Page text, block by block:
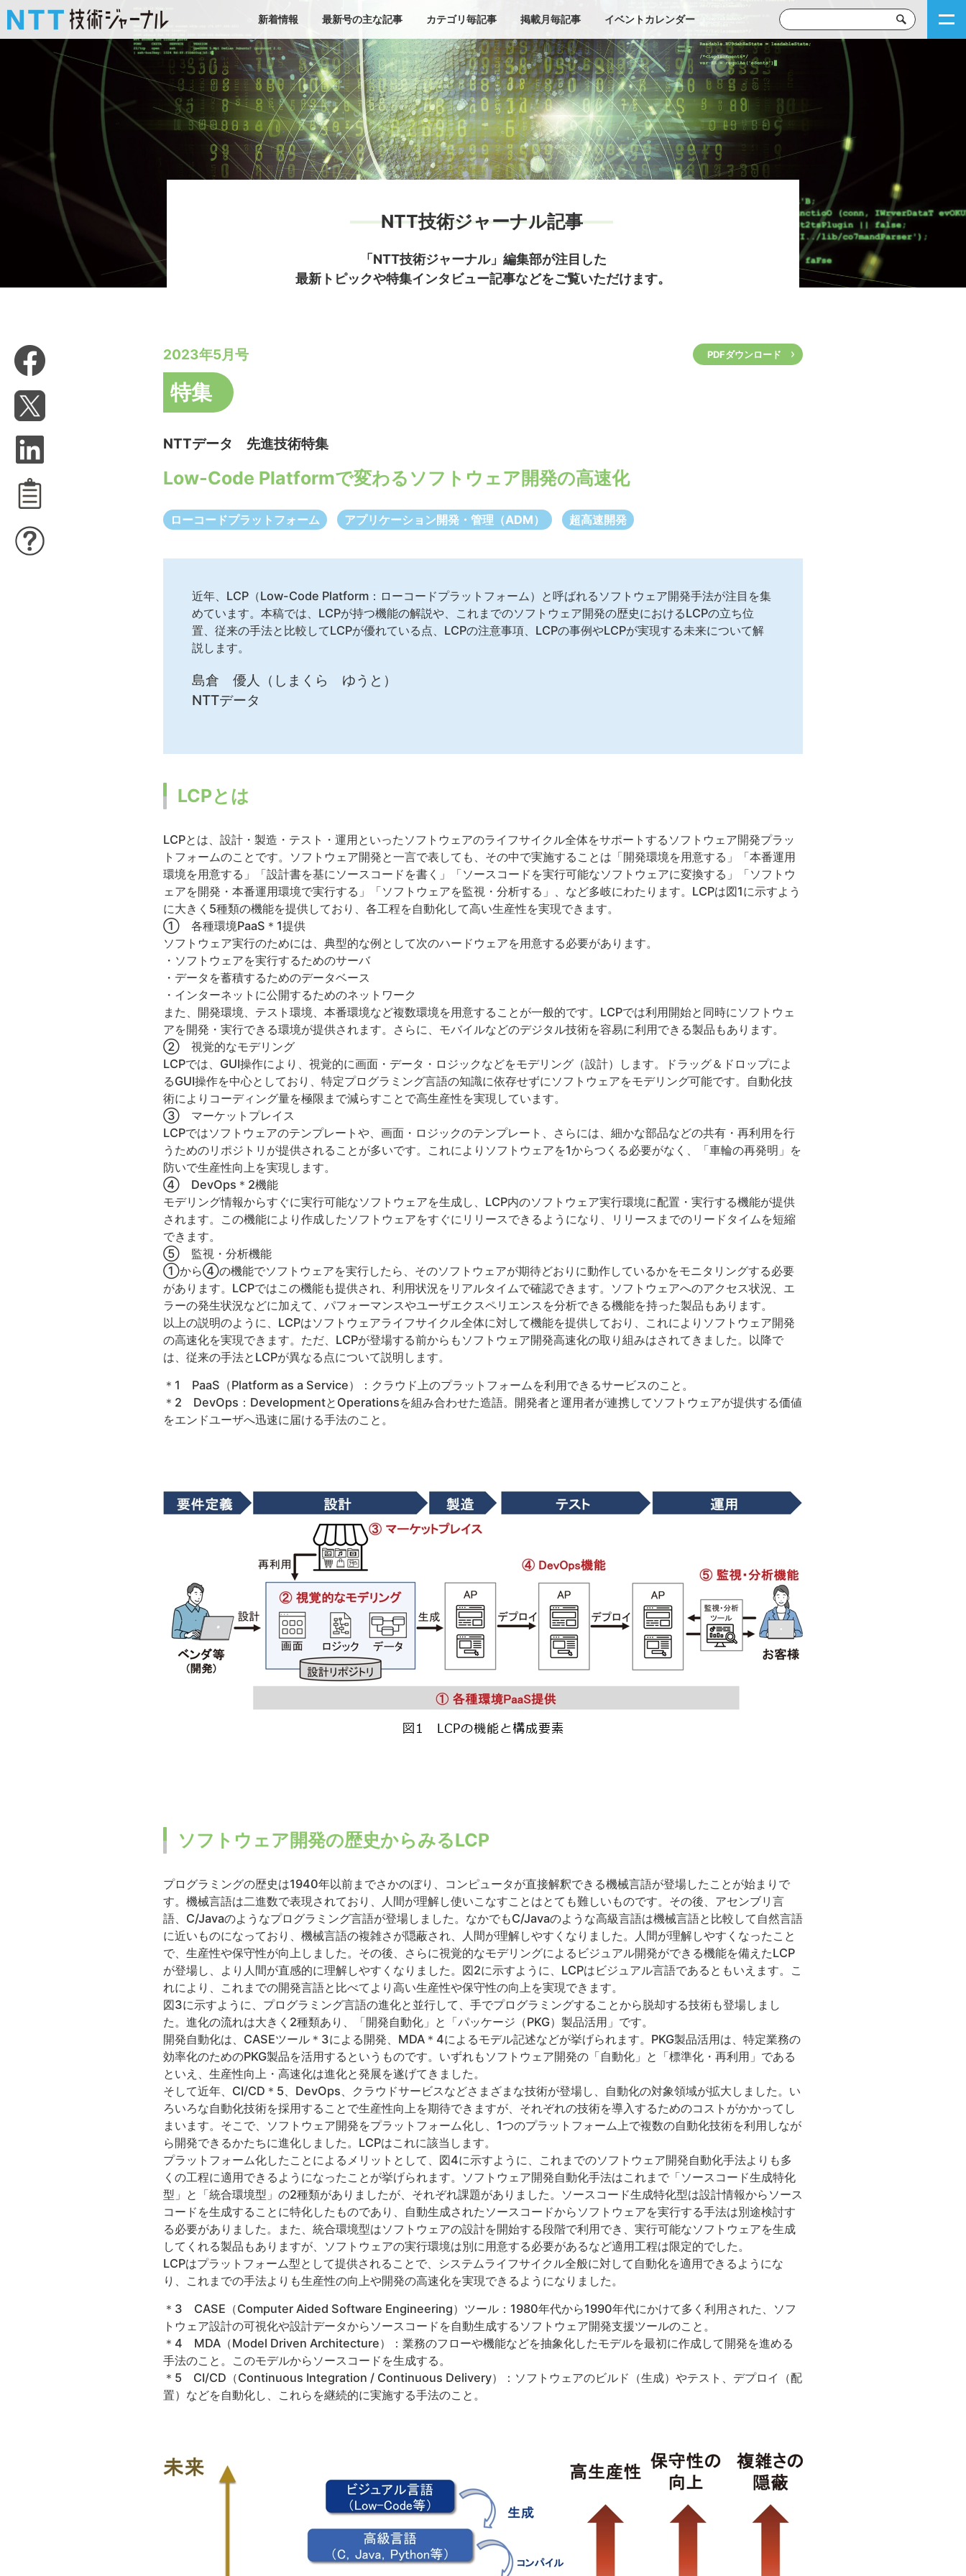
新着情報 最新号の主な記事 カテゴリ毎記事 掲載月毎記事 イベントカレンダー
NTT技術ジャーナル記事
「NTT技術ジャーナル」編集部が注目した
最新トピックや特集インタビュー記事などをご覧いただけます。
PDFダウンロード
2023年5月号
特集
NTTデータ 先進技術特集
Low-Code Platformで変わるソフトウェア開発の高速化
ローコードプラットフォーム アプリケーション開発・管理（ADM） 超高速開発
近年、LCP（Low-Code Platform：ローコードプラットフォーム）と呼ばれるソフトウェア開発手法が注目を集
めています。本稿では、LCPが持つ機能の解説や、これまでのソフトウェア開発の歴史におけるLCPの立ち位
置、従来の手法と比較してLCPが優れている点、LCPの注意事項、LCPの事例やLCPが実現する未来について解
説します。
島倉 優人（しまくら ゆうと）
NTTデータ
LCPとは
LCPとは、設計・製造・テスト・運用といったソフトウェアのライフサイクル全体をサポートするソフトウェア開発プラッ
トフォームのことです。ソフトウェア開発と一言で表しても、その中で実施することは「開発環境を用意する」「本番運用
環境を用意する」「設計書を基にソースコードを書く」「ソースコードを実行可能なソフトウェアに変換する」「ソフトウ
ェアを開発・本番運用環境で実行する」「ソフトウェアを監視・分析する」、など多岐にわたります。LCPは図1に示すよう
に大きく5種類の機能を提供しており、各工程を自動化して高い生産性を実現できます。
① 各種環境PaaS＊1提供
ソフトウェア実行のためには、典型的な例として次のハードウェアを用意する必要があります。
・ソフトウェアを実行するためのサーバ
・データを蓄積するためのデータベース
・インターネットに公開するためのネットワーク
また、開発環境、テスト環境、本番環境など複数環境を用意することが一般的です。LCPでは利用開始と同時にソフトウェ
アを開発・実行できる環境が提供されます。さらに、モバイルなどのデジタル技術を容易に利用できる製品もあります。
② 視覚的なモデリング
LCPでは、GUI操作により、視覚的に画面・データ・ロジックなどをモデリング（設計）します。ドラッグ＆ドロップによ
るGUI操作を中心としており、特定プログラミング言語の知識に依存せずにソフトウェアをモデリング可能です。自動化技
術によりコーディング量を極限まで減らすことで高生産性を実現しています。
③ マーケットプレイス
LCPではソフトウェアのテンプレートや、画面・ロジックのテンプレート、さらには、細かな部品などの共有・再利用を行
うためのリポジトリが提供されることが多いです。これによりソフトウェアを1からつくる必要がなく、「車輪の再発明」を
防いで生産性向上を実現します。
④ DevOps＊2機能
モデリング情報からすぐに実行可能なソフトウェアを生成し、LCP内のソフトウェア実行環境に配置・実行する機能が提供
されます。この機能により作成したソフトウェアをすぐにリリースできるようになり、リリースまでのリードタイムを短縮
できます。
⑤ 監視・分析機能
①から④の機能でソフトウェアを実行したら、そのソフトウェアが期待どおりに動作しているかをモニタリングする必要
があります。LCPではこの機能も提供され、利用状況をリアルタイムで確認できます。ソフトウェアへのアクセス状況、エ
ラーの発生状況などに加えて、パフォーマンスやユーザエクスペリエンスを分析できる機能を持った製品もあります。
以上の説明のように、LCPはソフトウェアライフサイクル全体に対して機能を提供しており、これによりソフトウェア開発
の高速化を実現できます。ただ、LCPが登場する前からもソフトウェア開発高速化の取り組みはされてきました。以降で
は、従来の手法とLCPが異なる点について説明します。
＊1 PaaS（Platform as a Service）：クラウド上のプラットフォームを利用できるサービスのこと。
＊2 DevOps：DevelopmentとOperationsを組み合わせた造語。開発者と運用者が連携してソフトウェアが提供する価値
をエンドユーザへ迅速に届ける手法のこと。
ソフトウェア開発の歴史からみるLCP
プログラミングの歴史は1940年以前までさかのぼり、コンピュータが直接解釈できる機械言語が登場したことが始まりで
す。機械言語は二進数で表現されており、人間が理解し使いこなすことはとても難しいものです。その後、アセンブリ言
語、C/Javaのようなプログラミング言語が登場しました。なかでもC/Javaのような高級言語は機械言語と比較して自然言語
に近いものになっており、機械言語の複雑さが隠蔽され、人間が理解しやすくなりました。人間が理解しやすくなったこと
で、生産性や保守性が向上しました。その後、さらに視覚的なモデリングによるビジュアル開発ができる機能を備えたLCP
が登場し、より人間が直感的に理解しやすくなりました。図2に示すように、LCPはビジュアル言語であるともいえます。こ
れにより、これまでの開発言語と比べてより高い生産性や保守性の向上を実現できます。
図3に示すように、プログラミング言語の進化と並行して、手でプログラミングすることから脱却する技術も登場しまし
た。進化の流れは大きく2種類あり、「開発自動化」と「パッケージ（PKG）製品活用」です。
開発自動化は、CASEツール＊3による開発、MDA＊4によるモデル記述などが挙げられます。PKG製品活用は、特定業務の
効率化のためのPKG製品を活用するというものです。いずれもソフトウェア開発の「自動化」と「標準化・再利用」である
といえ、生産性向上・高速化は進化と発展を遂げてきました。
そして近年、CI/CD＊5、DevOps、クラウドサービスなどさまざまな技術が登場し、自動化の対象領域が拡大しました。い
ろいろな自動化技術を採用することで生産性向上を期待できますが、それぞれの技術を導入するためのコストがかかってし
まいます。そこで、ソフトウェア開発をプラットフォーム化し、1つのプラットフォーム上で複数の自動化技術を利用しなが
ら開発できるかたちに進化しました。LCPはこれに該当します。
プラットフォーム化したことによるメリットとして、図4に示すように、これまでのソフトウェア開発自動化手法よりも多
くの工程に適用できるようになったことが挙げられます。ソフトウェア開発自動化手法はこれまで「ソースコード生成特化
型」と「統合環境型」の2種類がありましたが、それぞれ課題がありました。ソースコード生成特化型は設計情報からソース
コードを生成することに特化したものであり、自動生成されたソースコードからソフトウェアを実行する手法は別途検討す
る必要がありました。また、統合環境型はソフトウェアの設計を開始する段階で利用でき、実行可能なソフトウェアを生成
してくれる製品もありますが、ソフトウェアの実行環境は別に用意する必要があるなど適用工程は限定的でした。
LCPはプラットフォーム型として提供されることで、システムライフサイクル全般に対して自動化を適用できるようにな
り、これまでの手法よりも生産性の向上や開発の高速化を実現できるようになりました。
＊3 CASE（Computer Aided Software Engineering）ツール：1980年代から1990年代にかけて多く利用された、ソフ
トウェア設計の可視化や設計データからソースコードを自動生成するソフトウェア開発支援ツールのこと。
＊4 MDA（Model Driven Architecture）：業務のフローや機能などを抽象化したモデルを最初に作成して開発を進める
手法のこと。このモデルからソースコードを生成する。
＊5 CI/CD（Continuous Integration / Continuous Delivery）：ソフトウェアのビルド（生成）やテスト、デプロイ（配
置）などを自動化し、これらを継続的に実施する手法のこと。